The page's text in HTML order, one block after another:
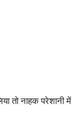
तो नाहक परेशानी में